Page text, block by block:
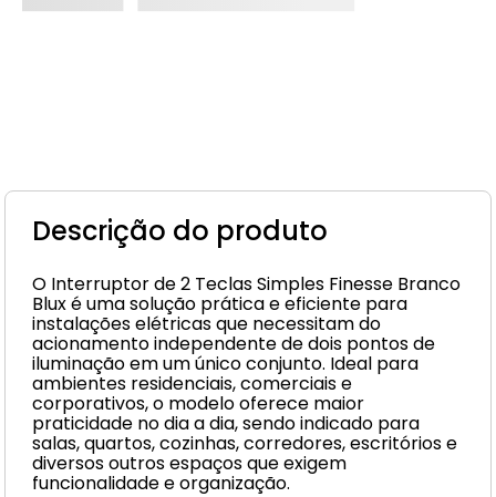
Descrição do produto
O Interruptor de 2 Teclas Simples Finesse Branco
Blux é uma solução prática e eficiente para
instalações elétricas que necessitam do
acionamento independente de dois pontos de
iluminação em um único conjunto. Ideal para
ambientes residenciais, comerciais e
corporativos, o modelo oferece maior
praticidade no dia a dia, sendo indicado para
salas, quartos, cozinhas, corredores, escritórios e
diversos outros espaços que exigem
funcionalidade e organização.